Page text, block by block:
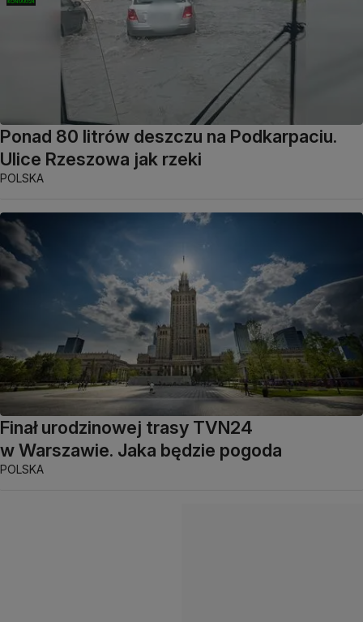
Ponad 80 litrów deszczu na Podkarpaciu.
Ulice Rzeszowa jak rzeki
POLSKA
Finał urodzinowej trasy TVN24
w Warszawie. Jaka będzie pogoda
POLSKA